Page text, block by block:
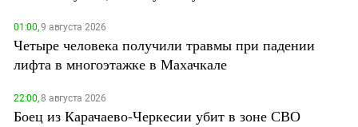
01:00,9 августа 2026
Четыре человека получили травмы при падении
лифта в многоэтажке в Махачкале
22:00,8 августа 2026
Боец из Карачаево-Черкесии убит в зоне СВО